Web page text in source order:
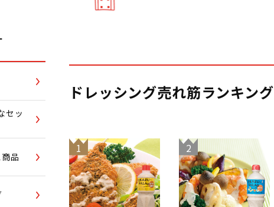
セッ
品
ドレッシング売れ筋ランキング
1 2